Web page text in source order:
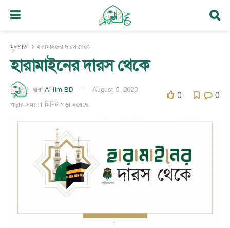
মূলপাতা হারামাইনের দারস থেকে
হারামাইনের দারস থেকে
দ্বারা Al-Ilm BD August 5, 2023
পড়ার সময়:1 মিনিট পড়া হয়েছে
0 0